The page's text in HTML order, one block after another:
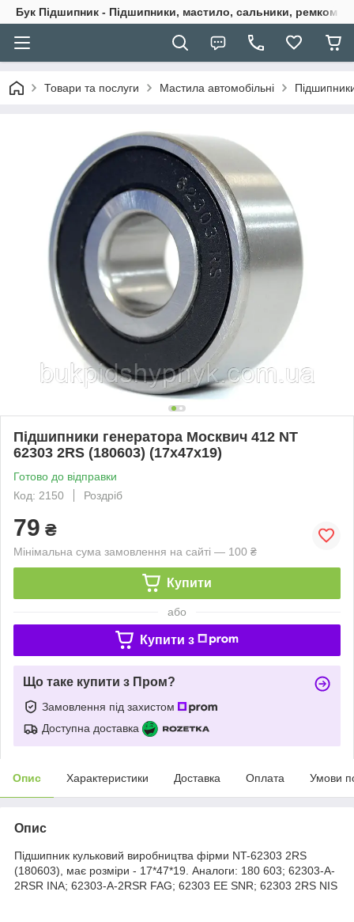
Бук Підшипник - Підшипники, мастило, сальники,
Товари та послуги Мастила автомобільні
Підшипники генератора Москвич 412 NT
62303 2RS (180603) (17x47x19)
Готово до відправки
Код: 2150
Роздріб
79 ₴
Мінімальна сума замовлення на сайті — 100 ₴
Купити
або
Купити з
Що таке купити з Пром?
Замовлення під захистом
Доступна доставка
Опис Характеристики Доставка Оплата Умови
Опис
Підшипник кульковий виробництва фірми NT-62303 2RS
(180603), має розміри - 17*47*19. Аналоги: 180 603; 62303-A-
2RSR INA; 62303-A-2RSR FAG; 62303 EE SNR; 62303 2RS NIS